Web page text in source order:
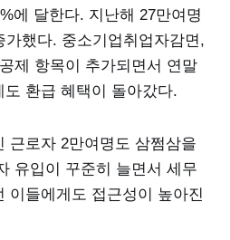
에 달한다. 지난해 27만여명
가했다. 중소기업취업자감면,
제 항목이 추가되면서 연말
환급 혜택이 돌아갔다.
근로자 2만여명도 삼쩜삼을
유입이 꾸준히 늘면서 세무
이들에게도 접근성이 높아진